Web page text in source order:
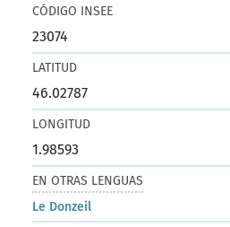
CÓDIGO INSEE
23074
LATITUD
46.02787
LONGITUD
1.98593
EN OTRAS LENGUAS
Le Donzeil